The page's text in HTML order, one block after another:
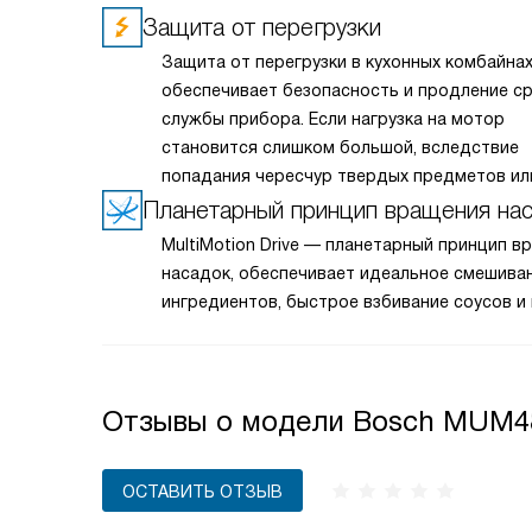
Защита от перегрузки
Защита от перегрузки в кухонных комбайнах
обеспечивает безопасность и продление
службы прибора. Если нагрузка на мотор
становится слишком большой, вследствие
попадания чересчур твердых предметов или
неполадок, работа автоматически
Планетарный принцип вращения
MultiMotion Drive — планетарный принцип
насадок, обеспечивает идеальное
ингредиентов, быстрое взбивание соусов и
Отзывы о модели Bosch
ОСТАВИТЬ ОТЗЫВ